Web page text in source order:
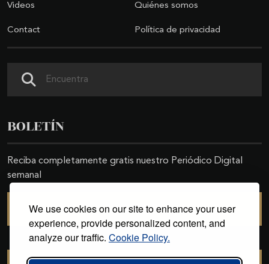
We use cookies on our site to enhance your user
experience, provide personalized content, and
analyze our traffic. Cookie Policy.
Videos Quiénes somos
Contact Política de privacidad
BOLETÍN
Reciba completamente gratis nuestro Periódico Digital
semanal
SUSCRIBIRSE